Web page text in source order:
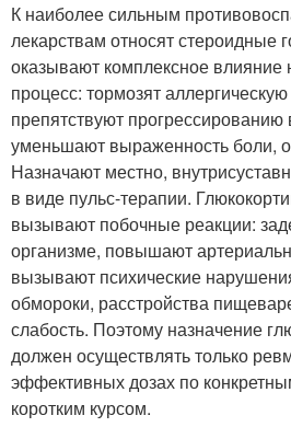
К наиболее сильным
лекарствам относят стероидные
оказывают комплексное влияние
процесс: тормозят
препятствуют прогрессированию
уменьшают выраженность боли,
Назначают местно,
в виде пульс-терапии.
вызывают побочные реакции:
организме, повышают
вызывают психические
обмороки, расстройства
слабость. Поэтому назначение
должен осуществлять только
эффективных дозах по
коротким курсом.